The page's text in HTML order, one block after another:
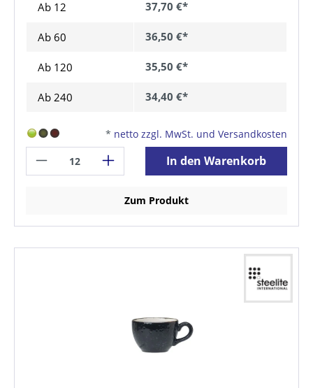
Ab 12 37,70 €*
Ab 60 36,50 €*
Ab 120 35,50 €*
Ab 240 34,40 €*
* netto zzgl. MwSt. und Versandkosten
In den Warenkorb
Zum Produkt